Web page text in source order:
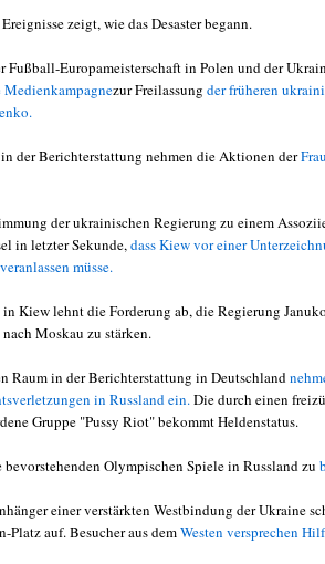
zeigt, wie das Desaster begann.
Fußball-Europameisterschaft in Polen und der
Medienkampagnezur Freilassung der früheren
der Berichterstattung nehmen die Aktionen der
der ukrainischen Regierung zu einem
in letzter Sekunde, dass Kiew vor einer
müsse.
in Kiew lehnt die Forderung ab, die Regierung
Moskau zu stärken.
Raum in der Berichterstattung in Deutschland
in Russland ein. Die durch einen
Gruppe "Pussy Riot" bekommt Heldenstatus.
bevorstehenden Olympischen Spiele in Russland zu
einer verstärkten Westbindung der Ukraine
Platz auf. Besucher aus demWesten versprechen